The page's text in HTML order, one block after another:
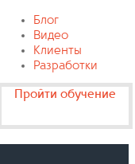
Блог
Видео
Клиенты
Разработки
Пройти обучение